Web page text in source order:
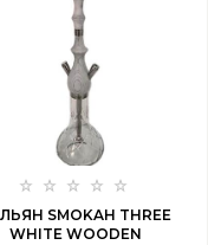
SMOKAH THREE
WHITE WOODEN